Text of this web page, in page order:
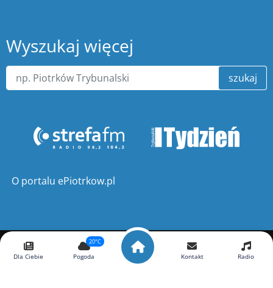
Wyszukaj więcej
szukaj
O portalu ePiotrkow.pl
Copyright © ePiotrkow.pl . Wszelkie prawa zastrzeżone.
Dla Ciebie
20°C
Pogoda Kontakt Radio